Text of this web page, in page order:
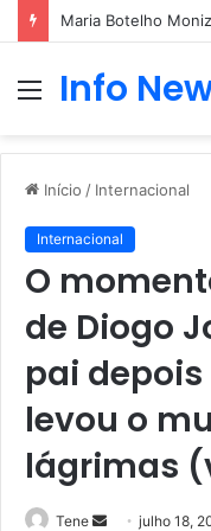
Maria Botelho
Menu
Info
Início / Internacional
Internacional
O
de Diogo
pai depois
levou o
lágrimas
Tene
Mandejulho 18,